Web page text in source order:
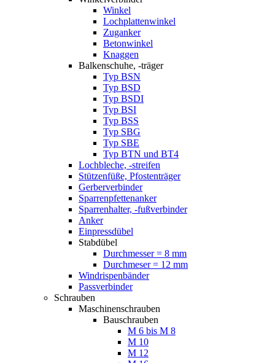
Winkel
Lochplattenwinkel
Zuganker
Betonwinkel
Knaggen
Balkenschuhe, -träger
Typ BSN
Typ BSD
Typ BSDI
Typ BSI
Typ BSS
Typ SBG
Typ SBE
Typ BTN und BT4
Lochbleche, -streifen
Stützenfüße, Pfostenträger
Gerberverbinder
Sparrenpfettenanker
Sparrenhalter, -fußverbinder
Anker
Einpressdübel
Stabdübel
Durchmesser = 8 mm
Durchmeser = 12 mm
Windrispenbänder
Passverbinder
Schrauben
Maschinenschrauben
Bauschrauben
M 6 bis M 8
M 10
M 12